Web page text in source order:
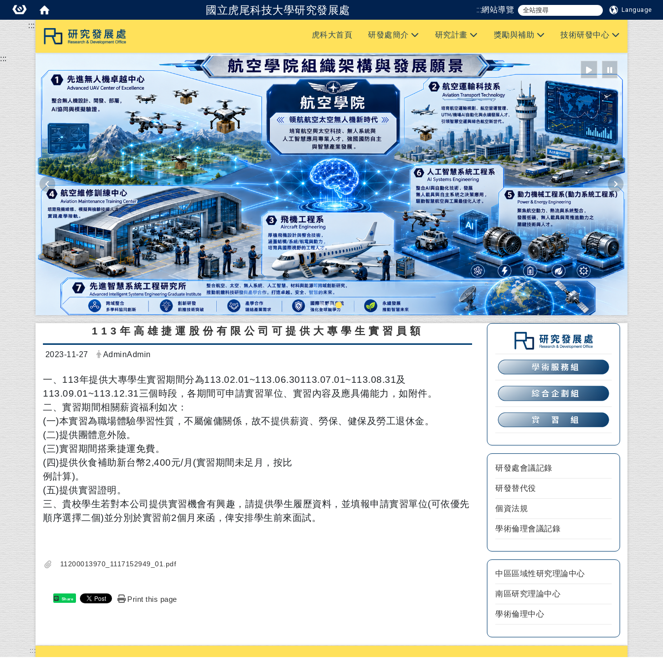
國立虎尾科技大學研究發展處 :::網站導覽 Language
跳到主要內容
:::
虎科大首頁
研發處簡介 研究計畫 獎勵與補助 技術研發中心
:::
113年高雄捷運股份有限公司可提供大專學生實習員額
日期：
2023-11-27 發布者：
AdminAdmin
一、113年提供大專學生實習期間分為113.02.01~113.06.30113.07.01~113.08.31及
113.09.01~113.12.31三個時段， 各期間可申請實習單位、實習內容及應具備能力，如附件。
二、實習期間相關薪資福利如次：
(一)本實習為職場體驗學習性質，不屬僱傭關係，故不提供薪資、勞保、健保及勞工退休金。
(二)提供團體意外險。
(三)實習期間搭乘捷運免費。
(四)提供伙食補助新台幣2,400元/月(實習期間未足月，按比
例計算)。
(五)提供實習證明。
三、貴校學生若對本公司提供實習機會有興趣，請提供學生履歷資料，並填報申請實習單位(可依優先
順序選擇二個)並分別於實習前2個月來函，俾安排學生前來面試。
11200013970_1117152949_01.pdf
Share Print this page
研發處會議記錄
研發替代役
個資法規
學術倫理會議記錄
中區區域性研究理論中心
南區研究理論中心
學術倫理中心
:::